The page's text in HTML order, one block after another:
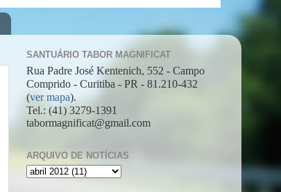
SANTUÁRIO TABOR MAGNIFICAT
Rua Padre José Kentenich, 552 - Campo
Comprido - Curitiba - PR - 81.210-432
(ver mapa).
Tel.: (41) 3279-1391
tabormagnificat@gmail.com
ARQUIVO DE NOTÍCIAS